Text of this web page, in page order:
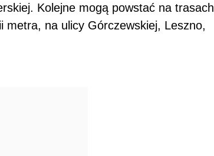
Kolejne mogą powstać na trasach
metra, na ulicy Górczewskiej, Leszno,